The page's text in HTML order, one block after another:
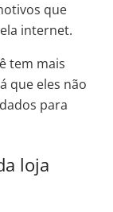
que
internet.
tem mais
que eles não
para
loja